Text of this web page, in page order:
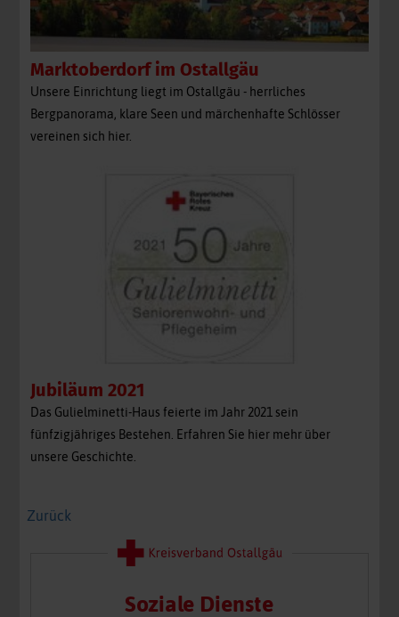
Marktoberdorf im Ostallgäu
Unsere Einrichtung liegt im Ostallgäu - herrliches
Bergpanorama, klare Seen und märchenhafte Schlösser
vereinen sich hier.
Jubiläum 2021
Das Gulielminetti-Haus feierte im Jahr 2021 sein
fünfzigjähriges Bestehen. Erfahren Sie hier mehr über
unsere Geschichte.
Zurück
Soziale Dienste